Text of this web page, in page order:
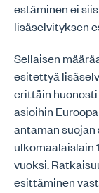
estäminen ei
lisäselvityksen
Sellaisen
esitettyä
erittäin
asioihin
antaman suojan
ulkomaalaislain
vuoksi.
esittäminen